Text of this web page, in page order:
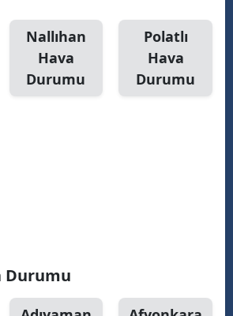
Zonguldak
Aksaray
Bayburt
Nallıhan
Hava
Durumu
Polatlı
Hava
Durumu
Durumu